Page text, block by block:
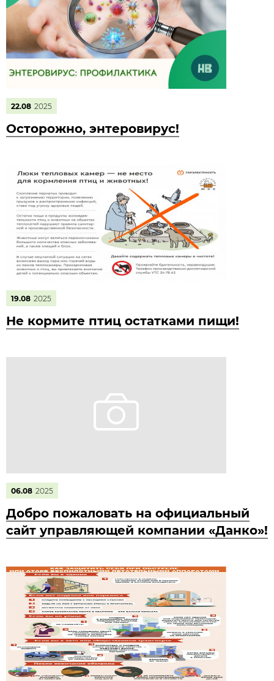
22.08 2025
Осторожно, энтеровирус!
19.08 2025
Не кормите птиц остатками пищи!
06.08 2025
Добро пожаловать на официальный
сайт управляющей компании «Данко»!